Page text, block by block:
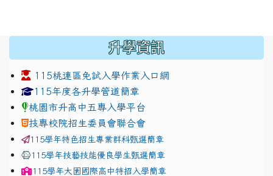
升學資訊
115桃連區免試入學作業入口網
link to https://www.jhjhs.tyc.edu.tw/modules/
115年度各升學管道簡章
桃園市升高中五專入學平台
技專校院招生委員會聯合會
115學年特色招生專業群科甄選簡章
115學年技藝技能優良學生甄選簡章
115學年大園國際高中特招入學簡章